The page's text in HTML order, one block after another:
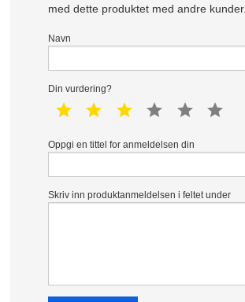
med dette produktet med andre kunder.
Navn
Din vurdering?
1 star 2 star 3 star 4 star 5 star
Oppgi en tittel for anmeldelsen din
Skriv inn produktanmeldelsen i feltet under